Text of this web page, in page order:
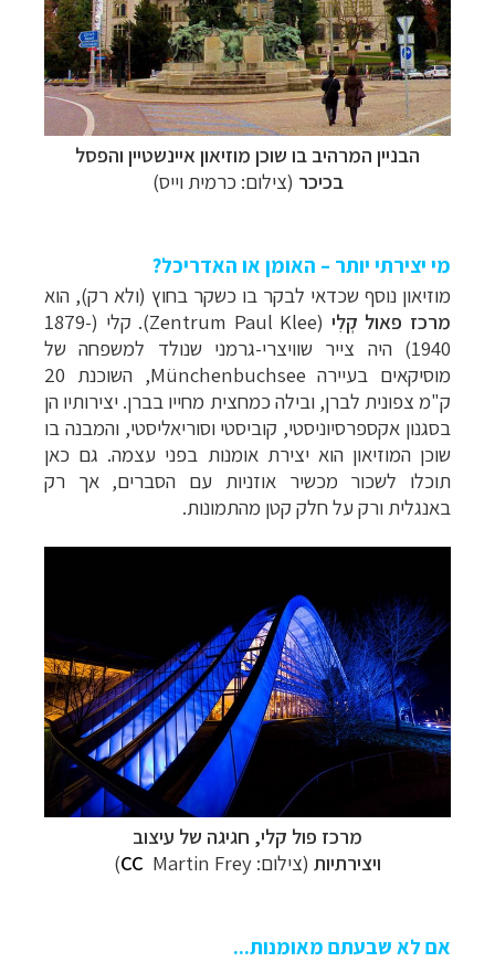
הבניין המרהיב בו שוכן מוזיאון איינשטיין והפסל
בכיכר (צילום: כרמית וייס)
מי יצירתי יותר – האומן או האדריכל?
מוזיאון נוסף שכדאי לבקר בו כשקר בחוץ (ולא רק), הוא
מרכז פאול קְלִי (
Zentrum Paul Klee). קלי (1879-
1940) היה צייר שוויצרי-גרמני שנולד למשפחה של
מוסיקאים בעיירה Münchenbuchsee
, השוכנת 20
ק"מ צפונית לברן, ובילה כמחצית מחייו בברן. יצירותיו הן
בסגנון אקספרסיוניסטי, קוביסטי וסוריאליסטי, והמבנה בו
שוכן המוזיאון הוא יצירת אומנות בפני עצמה. גם כאן
תוכלו לשכור מכשיר אוזניות עם הסברים, אך רק
באנגלית ורק על חלק קטן מהתמונות.
מרכז פול קלי, חגיגה של עיצוב
ויצירתיות (צילום: CC Martin Frey
)
אם לא שבעתם מאומנות...